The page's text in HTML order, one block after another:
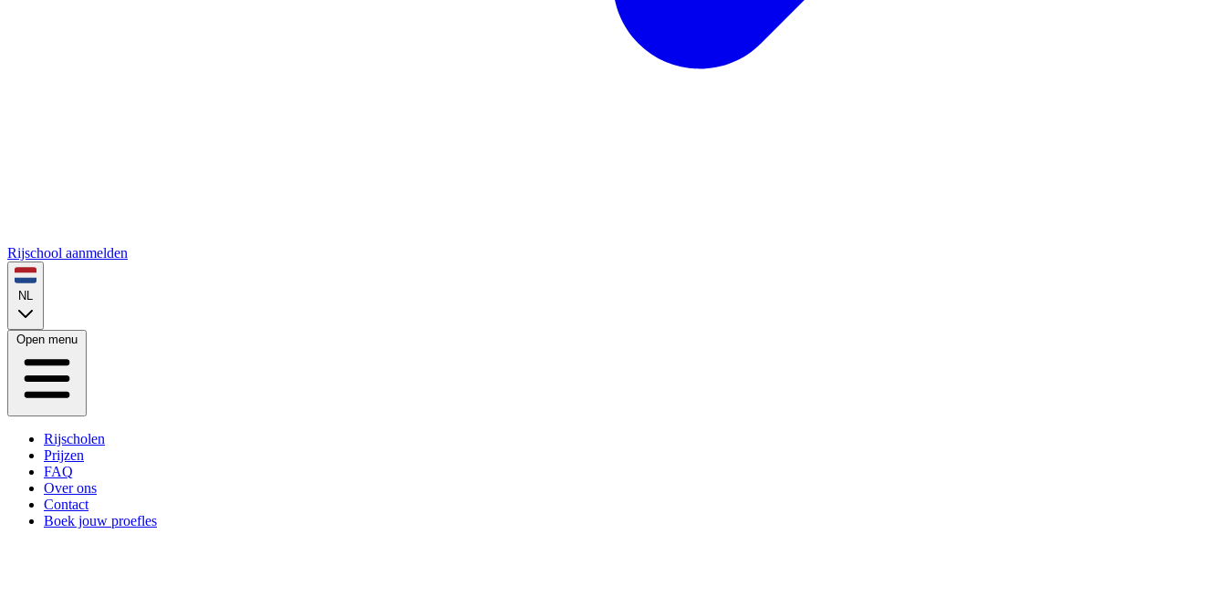
Rijschool aanmelden
NL
Open menu
Rijscholen
Prijzen
FAQ
Over ons
Contact
Boek jouw proefles